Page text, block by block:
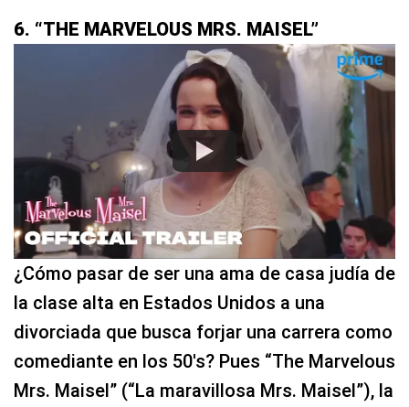
6. “THE MARVELOUS MRS. MAISEL”
¿Cómo pasar de ser una ama de casa judía de
la clase alta en Estados Unidos a una
divorciada que busca forjar una carrera como
comediante en los 50′s? Pues “The Marvelous
Mrs. Maisel” (“La maravillosa Mrs. Maisel”), la